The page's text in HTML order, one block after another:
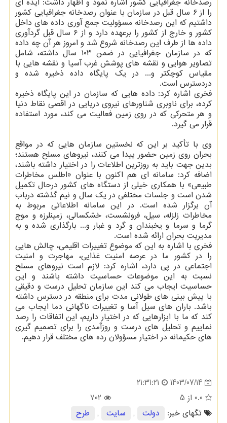
رصدخانه جغرافیایی کشور اشاره نمود و اظهار داشت: ایده ای
را از ۶ سال قبل در سازمان با عنوان رصدخانه جغرافیایی کشور
داشتیم که این رصدخانه مسؤولیت جمع آوری داده های داخل
کشور و خارج از کشور را برعهده دارد و از ۶ سال قبل گردآوری
داده ها از طرف این رصدخانه شروع شد و امروز هر آن چه داده
که در سازمان جغرافیایی در ضمن ۱۰۳ سال داشته، شامل
تصاویر هوایی و نقشه های پوشش غرب آسیا و نقشه هایی با
مقیاس کوچکتر و... در یک پایگاه داده ذخیره شده و
دردسترس است.
فخری اشاره کرد: داده هایی که سازمان در این پایگاه ذخیره
کرده، برای ناوبری شناورهای نیروی دریایی در اقصی نقاط دنیا
و هر متحرکی که در روی زمین فعالیت می کند، مورد استفاده
قرار می گیرد.
وی با تأکید بر این که نخستین سازمان هایی که در مواقع
بحران روی زمین حضور پیدا می کنند، نیروهای مسلح هستند؛
بدین جهت باید به روزترین اطلاعات را در اختیار داشته باشند،
اضافه کرد: سامانه ای هم اکنون با عنوان «اطلس مخاطرات
طبیعی» با همکاری خیلی از دستگاه های کشور درحال تکمیل
شدن است و جلسات مختلفی در یک سال و نیم گذشته درباب
آن برگزار شده است. در این سامانه اطلاعاتی مربوط به
مخاطرات زلزله، سیل، فرونشست، خشکسالی، زمینلرزه و موج
گرما و سرما و یخبندان و گرد و غبار و... بارگذاری شده و به
مدیریت بحران ارائه شده است.
فخری با اشاره به این که موضوع تغییرات اقلیمی، چالش هایی
را در کشور ما در عرصه امنیت غذایی، مهاجرت و امنیت
اجتماعی در پی دارد، اشاره کرد: لازم است نیروهای مسلح
نسبت به این موضوعات حساسیت داشته باشند و این
حساسیت ایجاب می کند این سازمان تحلیل درست و دقیقی
با پیش بینی های طولانی مدت برای منطقه در دسترس داشته
باشد. باران های سیل آسا و تغییرات ناگهانی دما ایجاب می
کند که ما با ابزارهایی که در اختیار داریم، این اتفاقات را رصد
نماییم و تحلیل های درست و روزآمدی را برای تصمیم گیری
های حکیمانه در اختیار مسؤولان رده های مختلف قرار دهیم.
1403/07/14
21:31:21
0.0 از 5
702
تگهای خبر:
دولت , سایت ,
طرح